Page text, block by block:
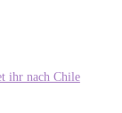
ihr nach Chile